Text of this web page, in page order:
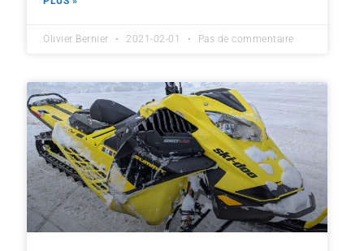
Olivier Bernier 2021-02-01 Pas de commentaire